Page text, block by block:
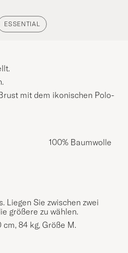
ESSENTIAL
mit dem ikonischen Polo-
100% Baumwolle
Liegen Sie zwischen zwei
größere zu wählen.
cm, 84 kg, Größe M.